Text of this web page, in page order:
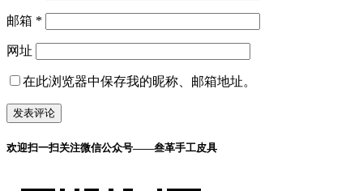
邮箱 *
网址
在此浏览器中保存我的昵称、邮箱地址。
欢迎扫一扫关注微信公众号——叁革手工皮具